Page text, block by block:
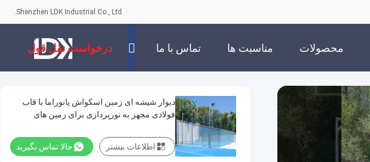
Shenzhen LDK Industrial Co., Ltd.
محصولات مناسبت ها تماس با ما درخواست نقل قول
دیوار شیشه ای زمین اسکواش پانوراما با قاب
فولادی مجهز به نورپردازی برای زمین های
حالا تماس بگیرید اطلاعات بیشتر